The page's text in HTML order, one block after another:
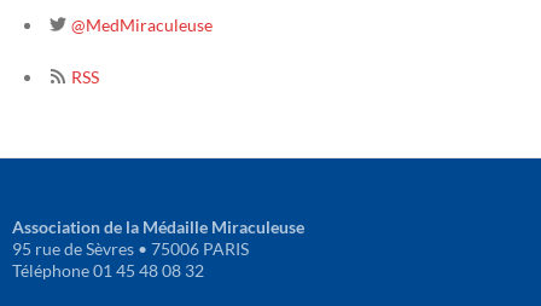
@MedMiraculeuse
RSS
Association de la Médaille Miraculeuse
95 rue de Sèvres • 75006 PARIS
Téléphone 01 45 48 08 32